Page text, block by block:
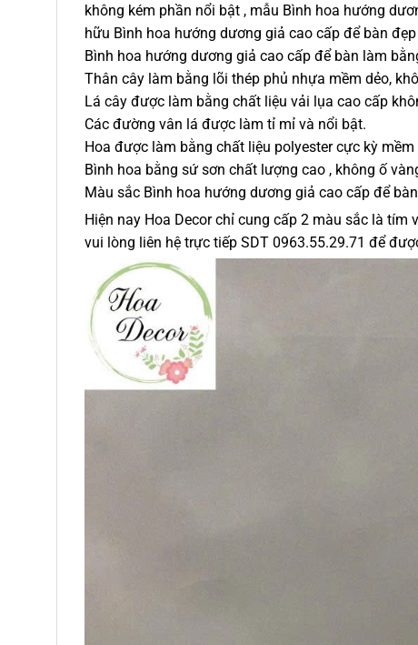
không kém phần nổi bật , mẫu Bình hoa hướng
hữu Bình hoa hướng dương giả cao cấp để bàn
Bình hoa hướng dương giả cao cấp để bàn làm
Thân cây làm bằng lõi thép phủ nhựa mềm dẻo,
Lá cây được làm bằng chất liệu vải lụa cao cấp
Các đường vân lá được làm tỉ mỉ và nổi bật.
Hoa được làm bằng chất liệu polyester cực kỳ mềm
Bình hoa bằng sứ sơn chất lượng cao , không ố
Màu sắc Bình hoa hướng dương giả cao cấp để bàn
Hiện nay Hoa Decor chỉ cung cấp 2 màu sắc là
vui lòng liên hệ trực tiếp SDT 0963.55.29.71 để